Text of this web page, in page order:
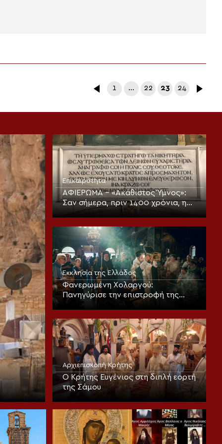
1 … 22 23 24
Επικαιρότητα
ΑΦΙΕΡΩΜΑ – «Ακάθιστος Ύμνος»:
Σαν σήμερα, πριν 1400 χρόνια, η
πρώτη ψαλμώδηση της
Εκκλησίας
Εκκλησία της Ελλάδος
Φανερωμένη Χολαργού:
Πανηγύρισε την επιστροφή της
παλαιάς ιεράς Λειψανοθήκης –
Επισκόπου Χριστουπόλεως
Αρχιεπισκοπή Κρήτης
Ο Κρήτης Ευγένιος στη διπλή εορτή
της Σάμου